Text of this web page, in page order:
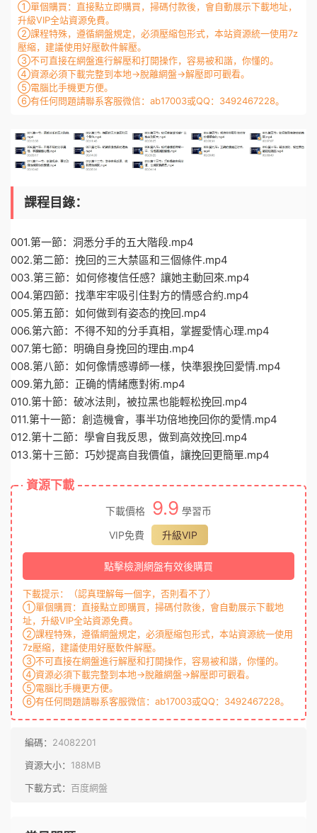
①單個購買：直接點立即購買，掃碼付款後，會自動展示下載地址，
升級VIP全站資源免費。
②課程特殊，遵循網盤規定，必須壓縮包形式，本站資源統一使用7z
壓縮，建議使用好壓軟件解壓。
③不可直接在網盤進行解壓和打開操作，容易被和諧，你懂的。
④資源必須下載完整到本地→脫離網盤→解壓即可觀看。
⑤電腦比手機更方便。
⑥有任何問題請聯系客服微信：ab17003或QQ：3492467228。
課程目錄：
001.第一節：洞悉分手的五大階段.mp4
002.第二節：挽回的三大禁區和三個條件.mp4
003.第三節：如何修複信任感？讓她主動回來.mp4
004.第四節：找準牢牢吸引住對方的情感合約.mp4
005.第五節：如何做到有姿态的挽回.mp4
006.第六節：不得不知的分手真相，掌握愛情心理.mp4
007.第七節：明确自身挽回的理由.mp4
008.第八節：如何像情感導師一樣，快準狠挽回愛情.mp4
009.第九節：正确的情緒應對術.mp4
010.第十節：破冰法則，被拉黑也能輕松挽回.mp4
011.第十一節：創造機會，事半功倍地挽回你的愛情.mp4
012.第十二節：學會自我反思，做到高效挽回.mp4
013.第十三節：巧妙提高自我價值，讓挽回更簡單.mp4
資源下載
下載價格 9.9 學習币
VIP免費
升級VIP
點擊檢測網盤有效後購買
下載提示：（認真理解每一個字，否則看不了）
①單個購買：直接點立即購買，掃碼付款後，會自動展示下載地
址，升級VIP全站資源免費。
②課程特殊，遵循網盤規定，必須壓縮包形式，本站資源統一使用
7z壓縮，建議使用好壓軟件解壓。
③不可直接在網盤進行解壓和打開操作，容易被和諧，你懂的。
④資源必須下載完整到本地→脫離網盤→解壓即可觀看。
⑤電腦比手機更方便。
⑥有任何問題請聯系客服微信：ab17003或QQ：3492467228。
編碼： 24082201
資源大小： 188MB
下載方式： 百度網盤